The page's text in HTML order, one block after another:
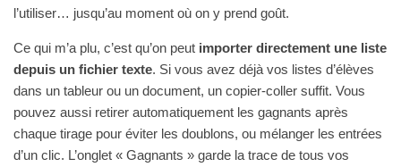
l’utiliser… jusqu’au moment où on y prend goût.
Ce qui m’a plu, c’est qu’on peut importer directement une liste
depuis un fichier texte. Si vous avez déjà vos listes d’élèves
dans un tableur ou un document, un copier-coller suffit. Vous
pouvez aussi retirer automatiquement les gagnants après
chaque tirage pour éviter les doublons, ou mélanger les entrées
d’un clic. L’onglet « Gagnants » garde la trace de tous vos